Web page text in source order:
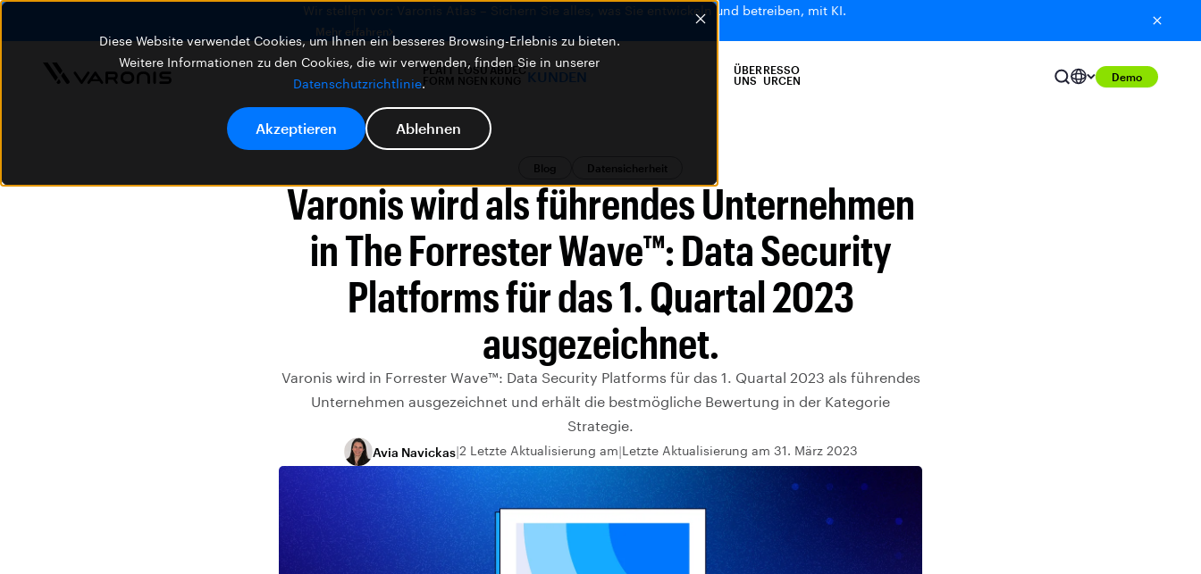
Diese Website verwendet Cookies, um Ihnen ein besseres Browsing-Erlebnis zu bieten.
Weitere Informationen zu den Cookies, die wir verwenden, finden Sie in unserer
Datenschutzrichtlinie.
Akzeptieren Ablehnen
Wir stellen vor: Varonis Atlas – Sichern Sie alles, was Sie entwickeln und betreiben, mit KI.
Mehr erfahren
PLATT
FORM
LÖSU
NGEN
ABDEC
KUNG
KUNDEN
ÜBER
UNS
RESSO
URCEN
Demo
Blog Datensicherheit
Varonis wird als führendes Unternehmen
in The Forrester Wave™: Data Security
Platforms für das 1. Quartal 2023
ausgezeichnet.
Varonis wird in Forrester Wave™: Data Security Platforms für das 1. Quartal 2023 als führendes
Unternehmen ausgezeichnet und erhält die bestmögliche Bewertung in der Kategorie
Strategie.
Avia Navickas 2 Letzte Aktualisierung am Letzte Aktualisierung am 31. März 2023